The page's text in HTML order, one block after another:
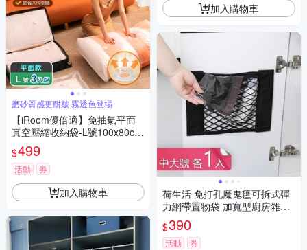
磨砂質感更耐皺 霧透色登場
【iRoom優倍適】免抽氣平面
真空壓縮收納袋-L號100x80cm
《超值3入組》
$499
活動 券
加入購物車
加入購物車
荷生活 免打孔魔鬼氊可拆式彈
力網帶置物袋 加寬型廚房雜物
收納袋-中號大號各1入
$390
活動 券